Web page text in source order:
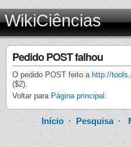
WikiCiências
Pedido POST falhou
O pedido POST feito a http://
($2).
Voltar para Página principal .
Início·Pesquisa·